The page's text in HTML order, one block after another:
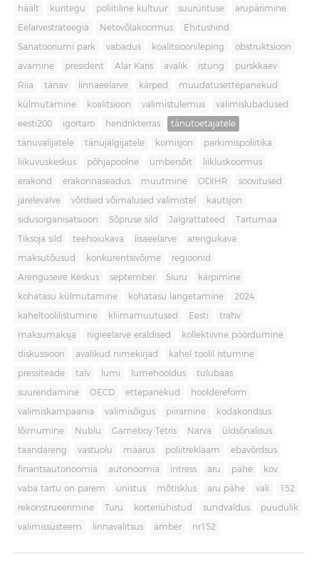
häält kuritegu poliitiline kultuur suurürituse arupärimine
Eelarvestrateegia Netovõlakoormus Ehitushind
Sanatooriumi park vabadus koalitsioonileping obstruktsioon
avamine president Alar Karis avalik istung purskkaev
Riia tänav linnaeelarve kärped muudatusettepanekud
külmutamine koalitsioon valimistulemus valimislubadused
eesti200 igortaro hendrikterras tänutoetajatele
tänuvalijatele tänujälgijatele komisjon parkimispoliitika
liikuvuskeskus põhjapoolne ümbersõit liikluskoormus
erakond erakonnaseadus muutmine ODIHR soovitused
järelevalve võrdsed võimalused valimistel kautsjon
sidusorganisatsioon Sõpruse sild Jalgrattateed Tartumaa
Tiksoja sild teehoiukava lisaeelarve arengukava
maksutõusud konkurentsivõime regioonid
Arenguseire Keskus september Siuru kärpimine
kohatasu külmutamine kohatasu langetamine 2024
kaheltoolilistumine kliimamuutused Eesti trahv
maksumaksja riigieelarve eraldised kollektiivne pöördumine
diskussioon avalikud nimekirjad kahel toolil istumine
pressiteade talv lumi lumehooldus tulubaas
suurendamine OECD ettepanekud hooldereform
valimiskampaania valimisõigus piiramine kodakondsus
lõimumine Nublu Gameboy Tetris Narva üldsõnalisus
taandareng vastuolu määrus poliitreklaam ebavõrdsus
finantsautonoomia autonoomia intress aru pähe kov
vaba tartu on parem unistus mõtisklus aru pähe vali 152
rekonstrueerimine Turu korteriühistud sundvaldus puudulik
valimissüsteem linnavalitsus ämber nr152